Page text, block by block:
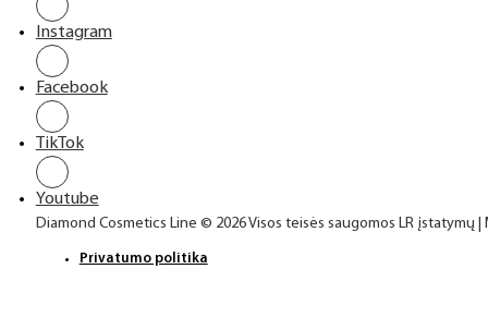
Instagram
Facebook
TikTok
Youtube
Diamond Cosmetics Line © 2026 Visos teisės saugomos LR įstatymų
Privatumo politika